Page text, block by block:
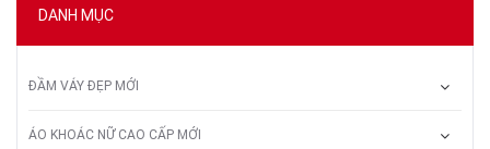
DANH MỤC
ĐẦM VÁY ĐẸP MỚI
ÁO KHOÁC NỮ CAO CẤP MỚI